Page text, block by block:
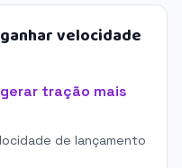
velocidade
tração mais
de lançamento